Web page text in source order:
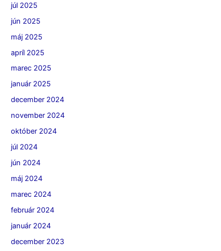
júl 2025
jún 2025
máj 2025
apríl 2025
marec 2025
január 2025
december 2024
november 2024
október 2024
júl 2024
jún 2024
máj 2024
marec 2024
február 2024
január 2024
december 2023